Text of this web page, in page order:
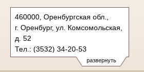
развернуть
460000, Оренбургская обл.,
г. Оренбург, ул. Комсомольская,
д. 52
Тел.: (3532) 34-20-53
oblsud.orb@sudrf.ru